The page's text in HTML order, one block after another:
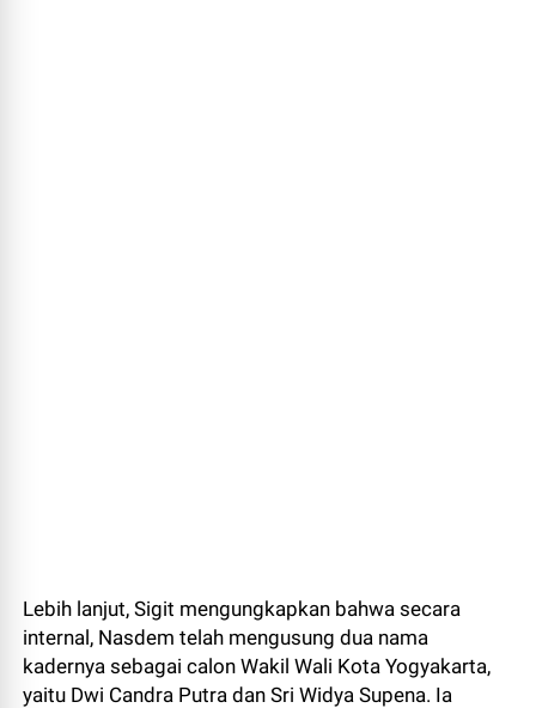
Lebih lanjut, Sigit mengungkapkan bahwa secara
internal, Nasdem telah mengusung dua nama
kadernya sebagai calon Wakil Wali Kota Yogyakarta,
yaitu Dwi Candra Putra dan Sri Widya Supena. Ia